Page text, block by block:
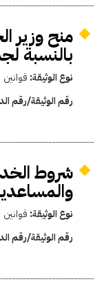
منح وزير
بالنسبة
نوع الوثيقة: قوانين
رقم الوثيقة/رقم
شروط
نوع الوثيقة: قوانين
رقم الوثيقة/رقم